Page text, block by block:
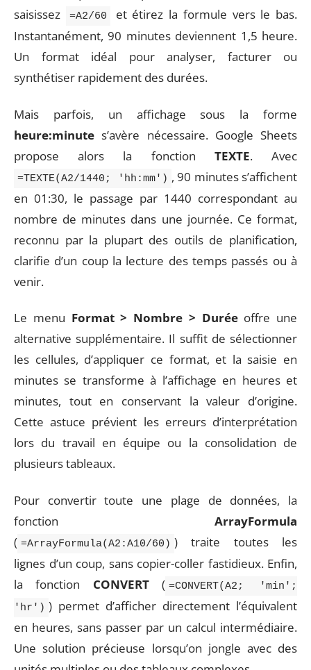
saisissez
=A2/60
et étirez la formule vers le bas.
Instantanément, 90 minutes deviennent 1,5 heure.
Un format idéal pour analyser, facturer ou
synthétiser rapidement des durées.
Mais parfois, un affichage sous la forme
heure:minute s’avère nécessaire. Google Sheets
propose alors la fonction TEXTE. Avec
=TEXTE(A2/1440; 'hh:mm') , 90 minutes s’affichent
en 01:30, le passage par 1440 correspondant au
nombre de minutes dans une journée. Ce format,
reconnu par la plupart des outils de planification,
clarifie d’un coup la lecture des temps passés ou à
venir.
Le menu Format > Nombre > Duréeoffre une
alternative supplémentaire. Il suffit de sélectionner
les cellules, d’appliquer ce format, et la saisie en
minutes se transforme à l’affichage en heures et
minutes, tout en conservant la valeur d’origine.
Cette astuce prévient les erreurs d’interprétation
lors du travail en équipe ou la consolidation de
plusieurs tableaux.
Pour convertir toute une plage de données, la
fonction ArrayFormula
( =ArrayFormula(A2:A10/60) ) traite toutes les
lignes d’un coup, sans copier-coller fastidieux. Enfin,
la fonction CONVERT( =CONVERT(A2; 'min';
'hr') ) permet d’afficher directement l’équivalent
en heures, sans passer par un calcul intermédiaire.
Une solution précieuse lorsqu’on jongle avec des